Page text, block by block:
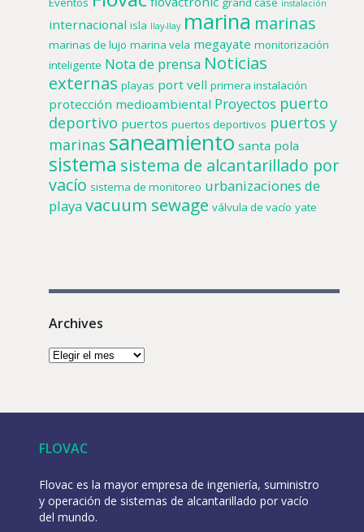
instalación
internacional isla llay-llay marina marinas
marinas de lujo marina vela megayate monitorización
inteligente Nota de prensa Noticias
externas playas port vell primera instalación
protección medioambiental Proyectos puerto
deportivo puertos puertos deportivos puertos y
marinas saneamiento santa pola
sistema sistema de alcantarillado por
vacío sistema de monitoreo urbanizaciones de
playavacuum sewage válvula de vacío yate
Archives
FLOVAC
Flovac es la mayor empresa de ingeniería, suministro
y operación de sistemas de alcantarillado por vacío
del mundo.